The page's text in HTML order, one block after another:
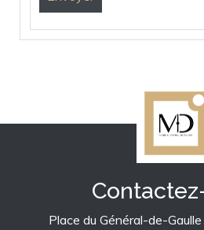
Place du Général-de-